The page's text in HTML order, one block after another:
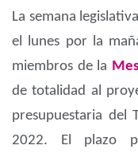
La semana
el lunes por la
miembros de la
de totalidad al
presupuestaria del
2022. El plazo